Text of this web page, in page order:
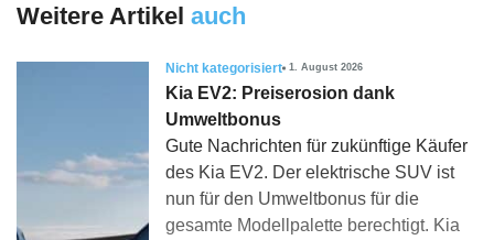
Weitere Artikel auch
Nicht kategorisiert 1. August 2026
Kia EV2: Preiserosion dank
Umweltbonus
Gute Nachrichten für zukünftige Käufer
des Kia EV2. Der elektrische SUV ist
nun für den Umweltbonus für die
gesamte Modellpalette berechtigt. Kia